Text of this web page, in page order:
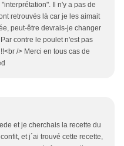
Il n'y a pas de
retrouvés là car je les aimait
peut-être devrais-je changer
contre le poulet n'est pas
/> Merci en tous cas de
et je cherchais la recette du
et j´ai trouvé cette recette,